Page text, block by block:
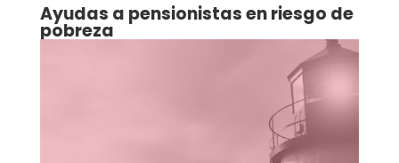
Ayudas a pensionistas en riesgo de
pobreza